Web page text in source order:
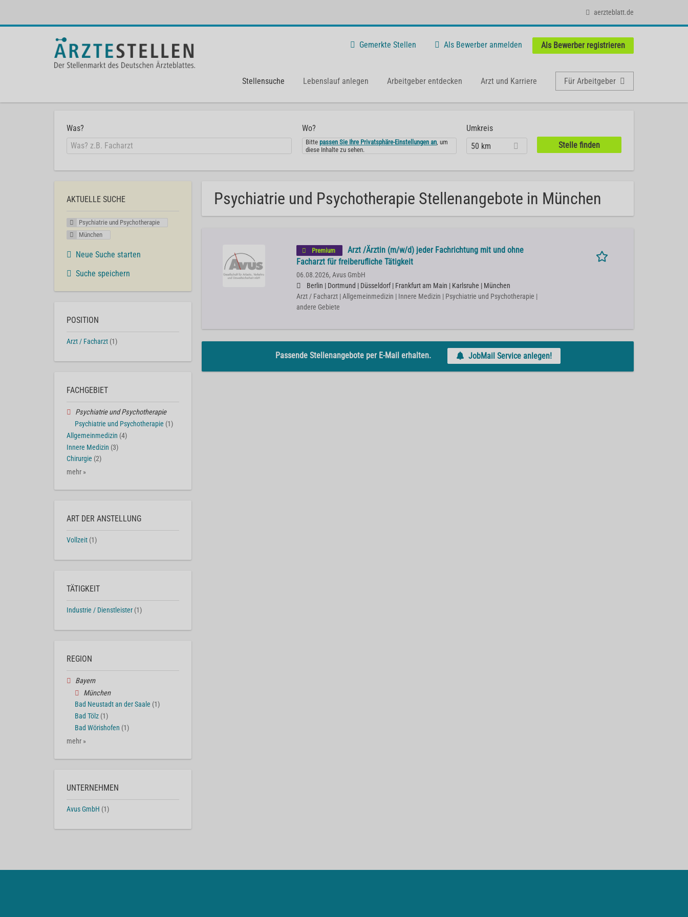
aerzteblatt.de
Gemerkte Stellen Als Bewerber anmelden Als Bewerber registrieren
Stellensuche Lebenslauf anlegen Arbeitgeber entdecken Arzt und Karriere Für Arbeitgeber
Was? Wo?
Bittepassen Sie Ihre Privatsphäre-Einstellungen an, um
diese Inhalte zu sehen.
Umkreis
50 km
Psychiatrie und Psychotherapie Stellenangebote in München
Premium
Arzt /Ärztin (m/w/d) jeder Fachrichtung mit und ohne
Facharzt für freiberufliche Tätigkeit
06.08.2026, Avus GmbH
Berlin | Dortmund | Düsseldorf | Frankfurt am Main | Karlsruhe | München
Arzt / Facharzt | Allgemeinmedizin | Innere Medizin | Psychiatrie und Psychotherapie |
andere Gebiete
Passende Stellenangebote per E-Mail erhalten. JobMail Service anlegen!
AKTUELLE SUCHE
Psychiatrie und Psychotherapie
München
Neue Suche starten
Suche speichern
POSITION
Arzt / Facharzt (1)
FACHGEBIET
Psychiatrie und Psychotherapie
Psychiatrie und Psychotherapie (1)
Allgemeinmedizin (4)
Innere Medizin (3)
Chirurgie (2)
mehr »
ART DER ANSTELLUNG
Vollzeit (1)
TÄTIGKEIT
Industrie / Dienstleister (1)
REGION
Bayern
München
Bad Neustadt an der Saale (1)
Bad Tölz (1)
Bad Wörishofen (1)
mehr »
UNTERNEHMEN
Avus GmbH (1)